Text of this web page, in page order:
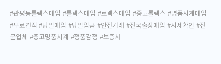
#관평동롤렉스매입 #롤렉스매입 #로렉스매입 #중고롤렉스 #명품시계매입
#무료견적 #당일매입 #당일입금 #안전거래 #전국출장매입 #시세확인 #전
문업체 #중고명품시계 #정품감정 #보증서